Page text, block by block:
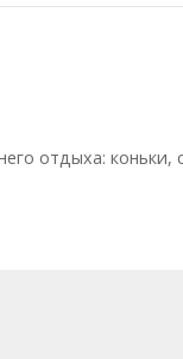
отдыха: